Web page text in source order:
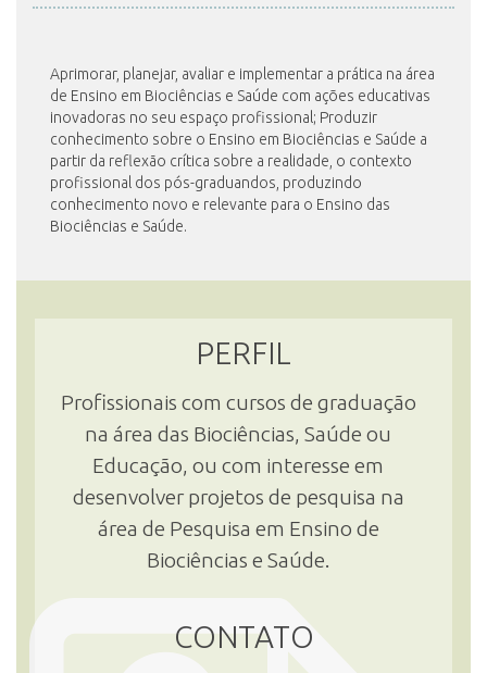
CONTATO
Aprimorar, planejar, avaliar e implementar a prática na área
de Ensino em Biociências e Saúde com ações educativas
inovadoras no seu espaço profissional; Produzir
conhecimento sobre o Ensino em Biociências e Saúde a
partir da reflexão crítica sobre a realidade, o contexto
profissional dos pós-graduandos, produzindo
conhecimento novo e relevante para o Ensino das
Biociências e Saúde.
PERFIL
Profissionais com cursos de graduação
na área das Biociências, Saúde ou
Educação, ou com interesse em
desenvolver projetos de pesquisa na
área de Pesquisa em Ensino de
Biociências e Saúde.
CONTATO